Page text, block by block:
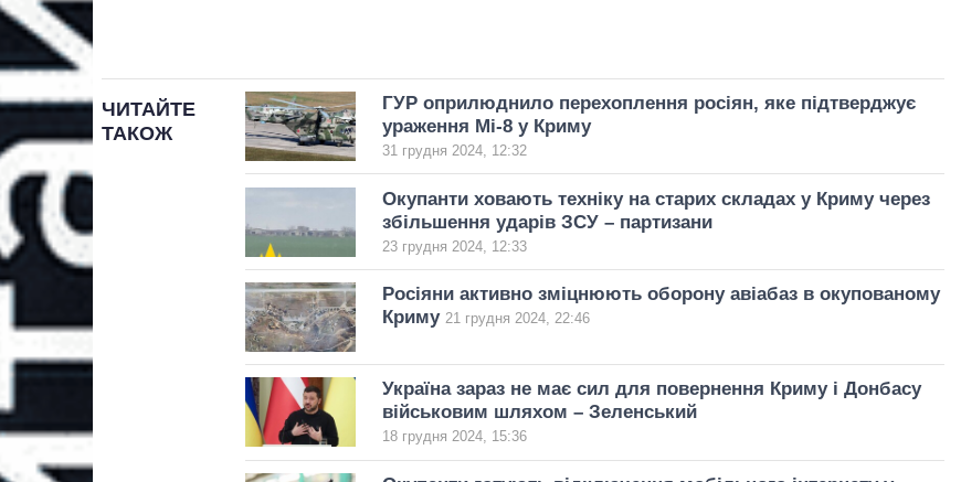
ЧИТАЙТЕ
ТАКОЖ
ГУР оприлюднило перехоплення росіян, яке підтверджує
ураження Мі-8 у Криму
31 грудня 2024, 12:32
Окупанти ховають техніку на старих складах у Криму через
збільшення ударів ЗСУ – партизани
23 грудня 2024, 12:33
Росіяни активно зміцнюють оборону авіабаз в окупованому
Криму 21 грудня 2024, 22:46
Україна зараз не має сил для повернення Криму і Донбасу
військовим шляхом – Зеленський
18 грудня 2024, 15:36